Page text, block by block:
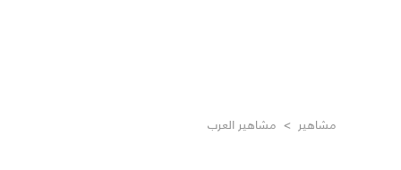
مشاهير > مشاهير العرب